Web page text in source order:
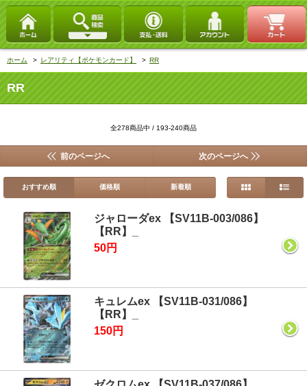
ホーム > レアリティ【ポケモンカード】 > RR
RR
全278商品中 / 193-240商品
前のページへ 次のページへ
おすすめ順 価格順 新着順
ジャローダex 【SV11B-003/086】
【RR】_
50円
キュレムex 【SV11B-031/086】
【RR】_
150円